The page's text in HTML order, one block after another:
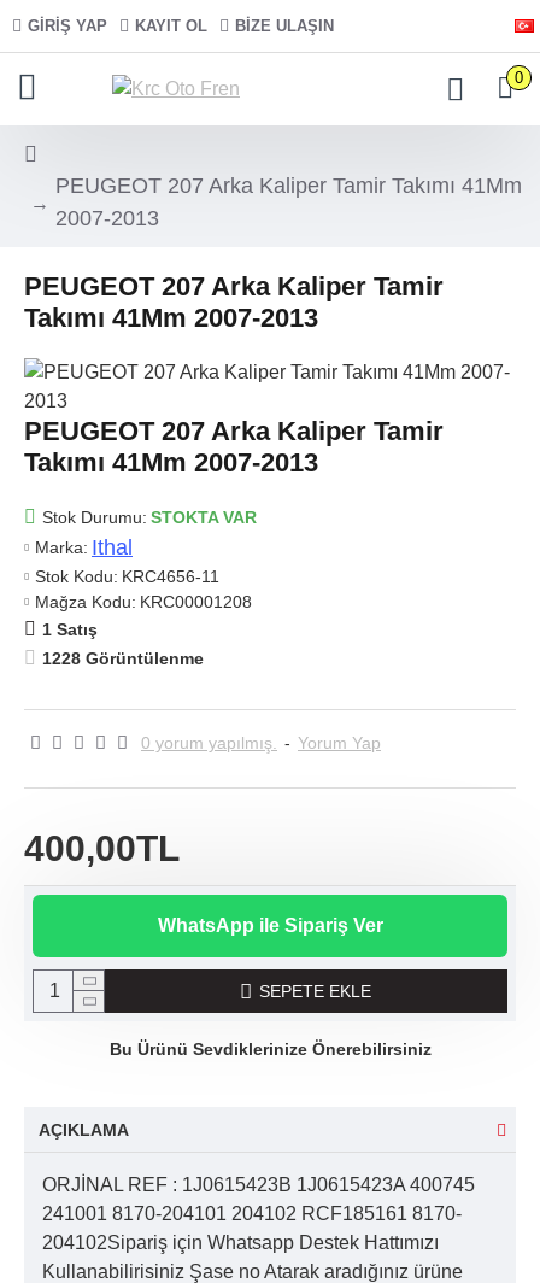
GIRIŞ YAP KAYIT OL BIZE ULAŞIN
0
PEUGEOT 207 Arka Kaliper Tamir Takımı 41Mm
2007-2013
PEUGEOT 207 Arka Kaliper Tamir
Takımı 41Mm 2007-2013
PEUGEOT 207 Arka Kaliper Tamir
Takımı 41Mm 2007-2013
Stok Durumu: STOKTA VAR
Marka: Ithal
Stok Kodu: KRC4656-11
Mağza Kodu: KRC00001208
1 Satış
1228 Görüntülenme
0 yorum yapılmış. - Yorum Yap
400,00TL
WhatsApp ile Sipariş Ver
SEPETE EKLE
Bu Ürünü Sevdiklerinize Önerebilirsiniz
AÇIKLAMA
ORJİNAL REF : 1J0615423B 1J0615423A 400745
241001 8170-204101 204102 RCF185161 8170-
204102Sipariş için Whatsapp Destek Hattımızı
Kullanabilirisiniz Şase no Atarak aradığınız ürüne